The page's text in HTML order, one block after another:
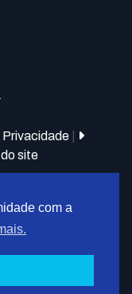
com a
Privacidade
site